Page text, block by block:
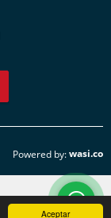
Aceptar
Powered by:wasi.co